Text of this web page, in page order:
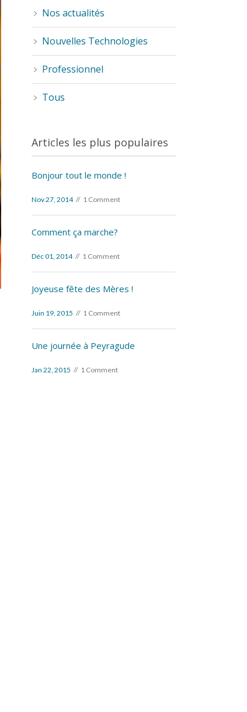
Nos actualités
Nouvelles Technologies
Professionnel
Tous
Articles les plus populaires
Bonjour tout le monde !
Nov 27, 2014 1 Comment
Comment ça marche?
Déc 01, 2014 1 Comment
Joyeuse fête des Mères !
Juin 19, 2015 1 Comment
Une journée à Peyragude
Jan 22, 2015 1 Comment